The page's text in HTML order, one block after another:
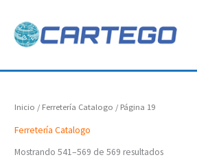
contenido
Inicio / Ferretería Catalogo / Página 19
Ferretería Catalogo
Mostrando 541–569 de 569 resultados